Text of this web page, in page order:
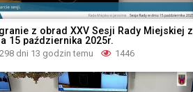
z obrad XXV Sesji Rady Miejskiej z
15 października 2025r.
298 dni 13 godzin temu 1446